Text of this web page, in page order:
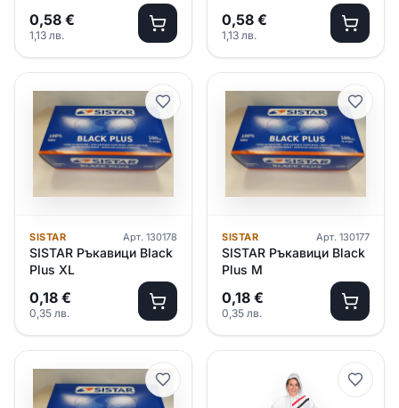
0,58 €
1,13 лв.
0,58 €
1,13 лв.
SISTAR Арт. 130178
SISTAR Ръкавици Black
Plus XL
0,18 €
0,35 лв.
SISTAR Арт. 130177
SISTAR Ръкавици Black
Plus M
0,18 €
0,35 лв.